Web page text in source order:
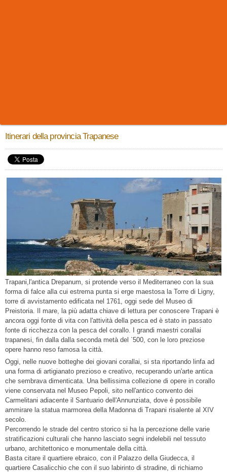
Itinerari della provincia Trapanese
Trapani,l'antica Drepanum, si protende verso il Mediterraneo con la sua
forma di falce alla cui estrema punta si erge maestosa la Torre di Ligny,
torre di avvistamento edificata nel 1761, oggi sede del Museo di
Preistoria. Il mare, la più adatta chiave di lettura per conoscere Trapani è
ancora oggi fonte di vita con l'attività della pesca ed è stato in passato
fonte di ricchezza con la pesca del corallo. I grandi maestri corallai
trapanesi, fin dalla dalla seconda metà del `500, con le loro preziose
opere hanno reso famosa la città.
Oggi, nelle nuove botteghe dei giovani corallai, si sta riportando linfa ad
una forma di artigianato prezioso e creativo, recuperando un'arte antica
che sembrava dimenticata. Una bellissima collezione di opere in corallo
viene conservata nel Museo Pepoli, sito nell'antico convento dei
Carmelitani adiacente il Santuario dell'Annunziata, dove è possibile
ammirare la statua marmorea della Madonna di Trapani risalente al XIV
secolo.
Percorrendo le strade del centro storico si ha la percezione delle varie
stratificazioni culturali che hanno lasciato segni indelebili nel tessuto
urbano, architettonico e monumentale della città.
Basta citare il quartiere ebraico, con il Palazzo della Giudecca, il
quartiere Casalicchio che con il suo labirinto di stradine, di richiamo